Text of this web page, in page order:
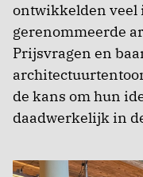
ontwikkelden
gerenommeerde
Prijsvragen en
de kans om hun
daadwerkelijk in